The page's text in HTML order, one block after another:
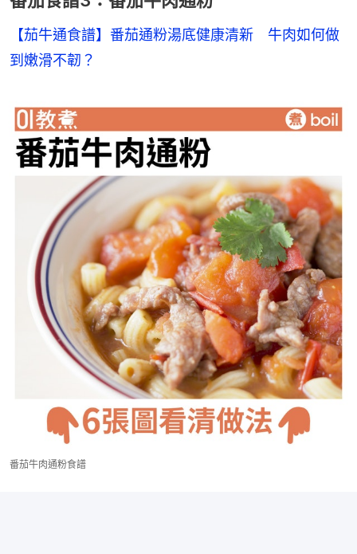
【茄牛通食譜】番茄通粉湯底健康清新　牛肉如何做
到嫩滑不韌？
番茄牛肉通粉食譜